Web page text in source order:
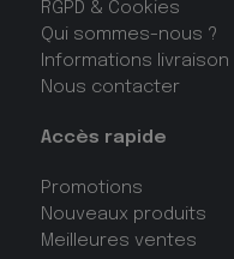
RGPD & Cookies
Qui sommes-nous ?
Informations livraison
Nous contacter
Accès rapide
Promotions
Nouveaux produits
Meilleures ventes